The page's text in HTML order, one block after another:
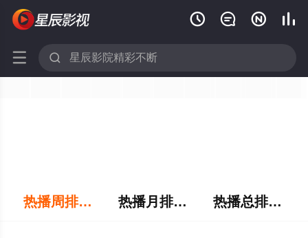
   
 
热播周排行榜 热播月排行榜 热播总排行榜